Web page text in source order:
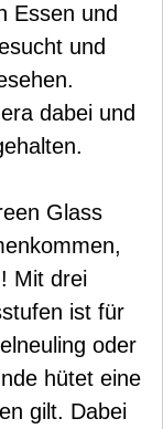
Essen und
und
dabei und
Glass
Mit drei
ist für
oder
hütet eine
gilt. Dabei